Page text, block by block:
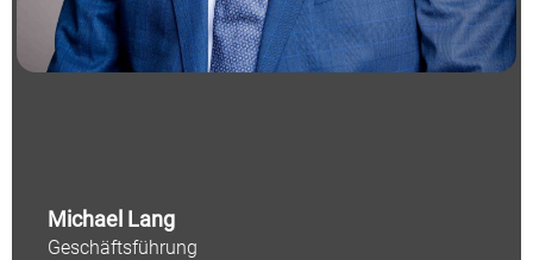
Michael Lang
Geschäftsführung